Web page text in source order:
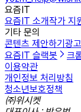
요즘IT
요즘IT 소개작가 지
기타 문의
콘텐츠 제안하기광
요즘IT 슬랙봇
크
이용약관
개인정보 처리방침
청소년보호정책
㈜위시켓